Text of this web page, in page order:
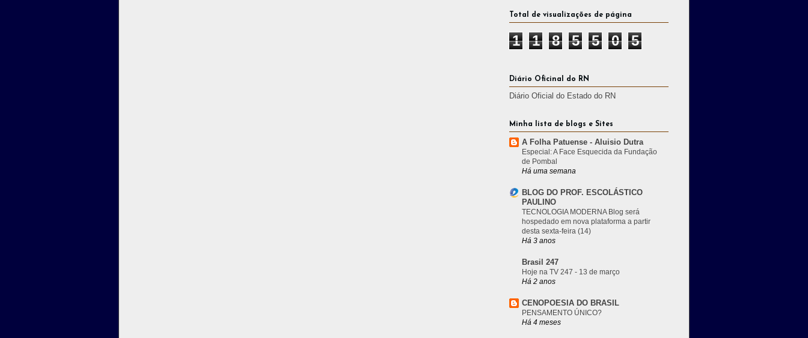
Total de visualizações de página
1 1 8 5 5 0 5
Diário Oficinal do RN
Diário Oficial do Estado do RN
Minha lista de blogs e Sites
A Folha Patuense - Aluisio Dutra
Especial: A Face Esquecida da Fundação
de Pombal
Há uma semana
BLOG DO PROF. ESCOLÁSTICO
PAULINO
TECNOLOGIA MODERNA Blog será
hospedado em nova plataforma a partir
desta sexta-feira (14)
Há 3 anos
Brasil 247
Hoje na TV 247 - 13 de março
Há 2 anos
CENOPOESIA DO BRASIL
PENSAMENTO ÚNICO?
Há 4 meses